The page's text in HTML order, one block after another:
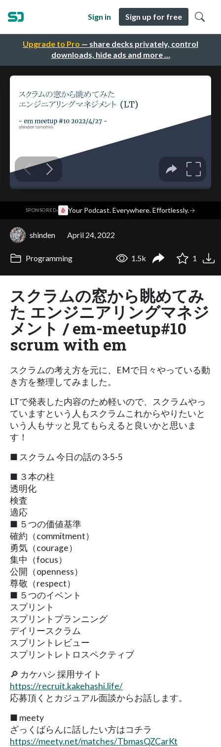
Upgrade to Pro — share decks privately, control
downloads, hide ads and more …
Sign in Sign up for free
SPONSORED· Your Podcast. Everywhere. Effortlessly.→
shinden April 24, 2022
Programming 1.5k 1
スクラムの窓から眺めてみ
た エンジニアリングマネジ
メント / em-meetup#10
scrum with em
スクラムの考え方を元に、EMで日々やっている動
き方を整理してみました。
LTで発表した内容のため軽いので、スクラムやっ
ていますという人もスクラムこれからやりたいと
いう人もサッと見てもらえると良いかと思いま
す！
■ スクラム 今日の話の 3-5-5
■ ３本の柱
透明化
検査
適応
■ ５つの価値基準
確約（commitment）
勇気（courage）
集中（focus）
公開（openness）
尊敬（respect）
■ ５つのイベント
スプリント
スプリントプランニング
デイリースクラム
スプリントレビュー
スプリントレトロスペクティブ
🔎 カケハシ 採用サイト
https://recruit.kakehashi.life/
応募頂くとカジュアル面談からお話します。
■ meety
ざっくばらんに話したい方はコチラ
https://meety.net/matches/TbmasQZCarKt